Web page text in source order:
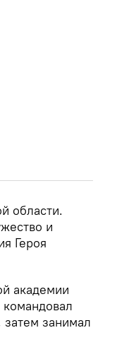
области.
и
Героя
академии
занимал